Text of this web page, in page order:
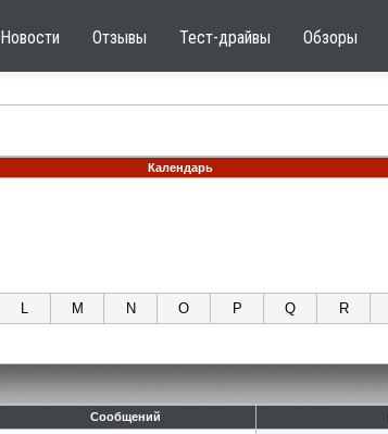
Новости Отзывы Тест-драйвы Обзоры
Календарь
L M N O P Q R
Сообщений